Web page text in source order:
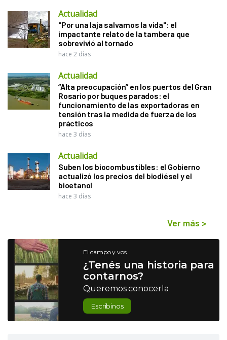
Actualidad
"Por una laja salvamos la vida": el
impactante relato de la tambera que
sobrevivió al tornado
hace 2 días
Actualidad
“Alta preocupación” en los puertos del Gran
Rosario por buques parados: el
funcionamiento de las exportadoras en
tensión tras la medida de fuerza de los
prácticos
hace 3 días
Actualidad
Suben los biocombustibles: el Gobierno
actualizó los precios del biodiésel y el
bioetanol
hace 3 días
Ver más >
El campo y vos
¿Tenés una historia para
contarnos?
Queremos conocerla
Escribinos